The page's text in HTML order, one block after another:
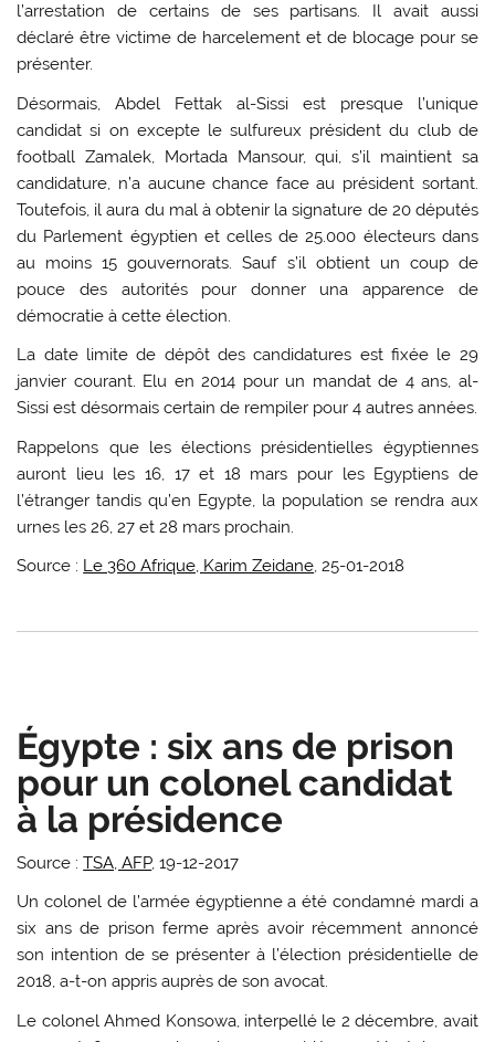
l’arrestation de certains de ses partisans. Il avait aussi
déclaré être victime de harcelement et de blocage pour se
présenter.
Désormais, Abdel Fettak al-Sissi est presque l’unique
candidat si on excepte le sulfureux président du club de
football Zamalek, Mortada Mansour, qui, s’il maintient sa
candidature, n’a aucune chance face au président sortant.
Toutefois, il aura du mal à obtenir la signature de 20 députés
du Parlement égyptien et celles de 25.000 électeurs dans
au moins 15 gouvernorats. Sauf s’il obtient un coup de
pouce des autorités pour donner una apparence de
démocratie à cette élection.
La date limite de dépôt des candidatures est fixée le 29
janvier courant. Elu en 2014 pour un mandat de 4 ans, al-
Sissi est désormais certain de rempiler pour 4 autres années.
Rappelons que les élections présidentielles égyptiennes
auront lieu les 16, 17 et 18 mars pour les Egyptiens de
l’étranger tandis qu’en Egypte, la population se rendra aux
urnes les 26, 27 et 28 mars prochain.
Source : Le 360 Afrique, Karim Zeidane, 25-01-2018
Égypte : six ans de prison
pour un colonel candidat
à la présidence
Source :TSA, AFP, 19-12-2017
Un colonel de l’armée égyptienne a été condamné mardi a
six ans de prison ferme après avoir récemment annoncé
son intention de se présenter à l’élection présidentielle de
2018, a-t-on appris auprès de son avocat.
Le colonel Ahmed Konsowa, interpellé le 2 décembre, avait